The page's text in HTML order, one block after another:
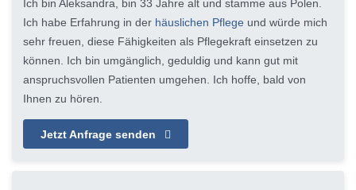
Ich bin Aleksandra, bin 33 Jahre alt und stamme aus Polen.
Ich habe Erfahrung in der häuslichen Pflege und würde mich
sehr freuen, diese Fähigkeiten als Pflegekraft einsetzen zu
können. Ich bin umgänglich, geduldig und kann gut mit
anspruchsvollen Patienten umgehen. Ich hoffe, bald von
Ihnen zu hören.
Jetzt Anfrage senden